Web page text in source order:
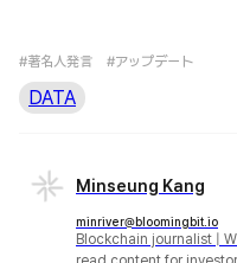
#著名人発言 #アップデート
DATA
Minseung Kang
minriver@bloomingbit.io
Blockchain journalist |